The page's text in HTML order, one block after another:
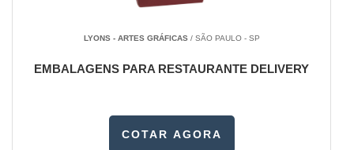
LYONS - ARTES GRÁFICAS/ SÃO PAULO - SP
EMBALAGENS PARA RESTAURANTE DELIVERY
COTAR AGORA